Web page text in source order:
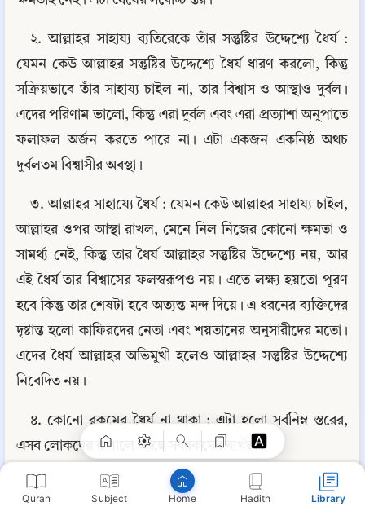
Quran Subject Home Hadith Library
২. আল্লাহর সাহায্য ব্যতিরেকে তাঁর সন্তুষ্টির উদ্দেশ্যে ধৈর্য :
যেমন কেউ আল্লাহর সন্তুষ্টির উদ্দেশ্যে ধৈর্য ধারণ করলো, কিন্তু
সক্রিয়ভাবে তাঁর সাহায্য চাইল না, তার বিশ্বাস ও আস্থাও দুর্বল।
এদের পরিণাম ভালো, কিন্তু এরা দুর্বল এবং এরা প্রত্যাশা অনুপাতে
ফলাফল অর্জন করতে পারে না। এটা একজন একনিষ্ঠ অথচ
দুর্বলতম বিশ্বাসীর অবস্থা।
৩. আল্লাহর সাহায্যে ধৈর্য : যেমন কেউ আল্লাহর সাহায্য চাইল,
আল্লাহর ওপর আস্থা রাখল, মেনে নিল নিজের কোনো ক্ষমতা ও
সামর্থ্য নেই, কিন্তু তার ধৈর্য আল্লাহর সন্তুষ্টির উদ্দেশ্যে নয়, আর
এই ধৈর্য তার বিশ্বাসের ফলস্বরূপও নয়। এতে লক্ষ্য হয়তো পূরণ
হবে কিন্তু তার শেষটা হবে অত্যন্ত মন্দ দিয়ে। এ ধরনের ব্যক্তিদের
দৃষ্টান্ত হলো কাফিরদের নেতা এবং শয়তানের অনুসারীদের মতো।
এদের ধৈর্য আল্লাহর অভিমুখী হলেও আল্লাহর সন্তুষ্টির উদ্দেশ্যে
নিবেদিত নয়।
৪. কোনো রকমের ধৈর্য না থাকা : এটা হলো সর্বনিম্ন স্তরের,
এসব লোকদের কপালে আছে সবরকমের ব্যর্থতা।
যাদের ধৈর্য কেবল আল্লাহর উদ্দেশ্যে ও তাঁর অভিমুখী; এরাই
Copy